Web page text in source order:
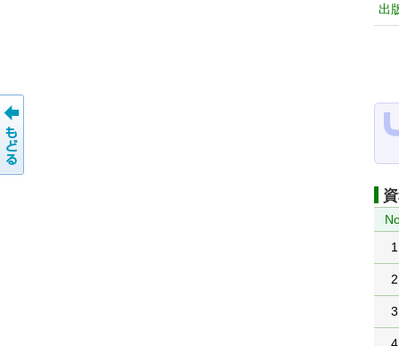
出
1
2
3